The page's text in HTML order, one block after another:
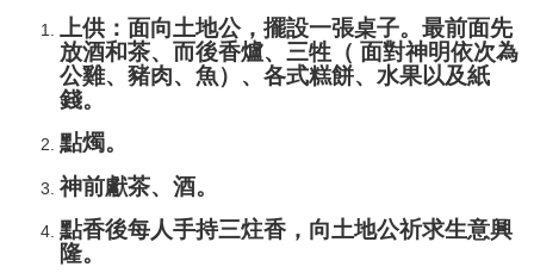
上供：面向土地公，擺設一張桌子。最前面先
放酒和茶、而後香爐、三牲（ 面對神明依次為
公雞、豬肉、魚） 、各式糕餅、 水果以及紙
錢。
點燭。
神前獻茶、酒。
點香後每人手持三炷香，向土地公祈求生意興
隆。